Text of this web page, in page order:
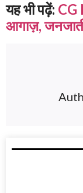
यह भी पढ़ें: CG
आगाज़,